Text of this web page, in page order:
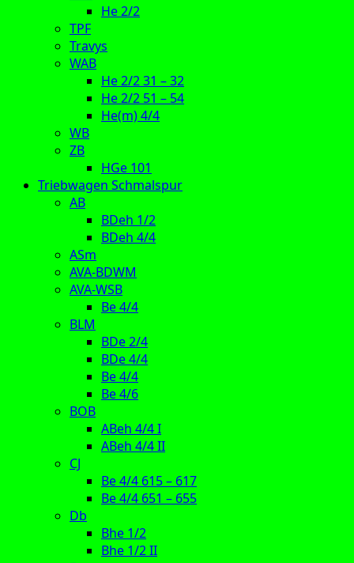
He 2/2
TPF
Travys
WAB
He 2/2 31 – 32
He 2/2 51 – 54
He(m) 4/4
WB
ZB
HGe 101
Triebwagen Schmalspur
AB
BDeh 1/2
BDeh 4/4
ASm
AVA-BDWM
AVA-WSB
Be 4/4
BLM
BDe 2/4
BDe 4/4
Be 4/4
Be 4/6
BOB
ABeh 4/4 I
ABeh 4/4 II
CJ
Be 4/4 615 – 617
Be 4/4 651 – 655
Db
Bhe 1/2
Bhe 1/2 II